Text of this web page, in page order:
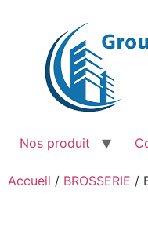
Nos produit
Accueil / BROSSERIE /